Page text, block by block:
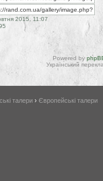
2015, 11:07
Powered by
Український
талери › Європейські талери